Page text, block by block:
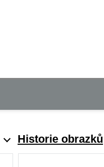
Historie obrazků